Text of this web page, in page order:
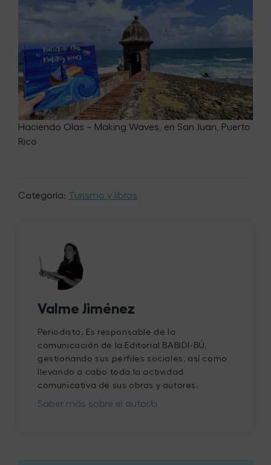
Haciendo Olas – Making Waves, en San Juan, Puerto
Rico
Categoría: Turismo y libros
Valme Jiménez
Periodista. Es responsable de la
comunicación de la Editorial BABIDI-BÚ,
gestionando sus perfiles sociales, así como
llevando a cabo toda la actividad
comunicativa de sus obras y autores.
Saber más sobre el autor/a